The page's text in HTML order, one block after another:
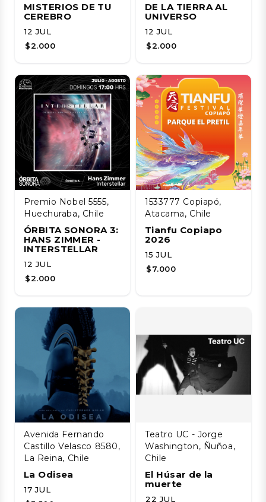
MISTERIOS DE TU
CEREBRO
12 JUL
$2.000
DE LA TIERRA AL
UNIVERSO
12 JUL
$2.000
Premio Nobel 5555,
Huechuraba, Chile
ÓRBITA SONORA 3:
HANS ZIMMER -
INTERSTELLAR
12 JUL
$2.000
1533777 Copiapó,
Atacama, Chile
Tianfu Copiapo
2026
15 JUL
$7.000
Avenida Fernando
Castillo Velasco 8580,
La Reina, Chile
La Odisea
17 JUL
Teatro UC - Jorge
Washington, Ñuñoa,
Chile
El Húsar de la
muerte
22 JUL